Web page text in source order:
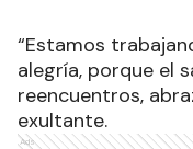
“Estamos
alegría, porque el
reencuentros,
exultante.
Ads